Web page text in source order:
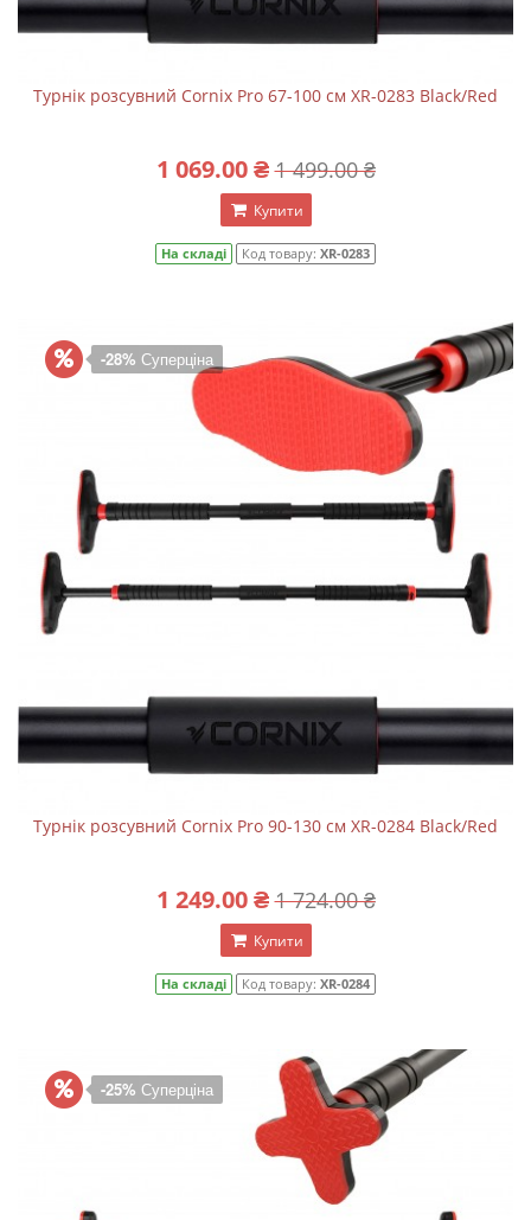
Турнік розсувний Cornix Pro 67-100 см XR-0283 Black/Red
1 069.00 ₴ 1 499.00 ₴
Купити
На складі Код товару: XR-0283
-28% Суперціна
Турнік розсувний Cornix Pro 90-130 см XR-0284 Black/Red
1 249.00 ₴ 1 724.00 ₴
Купити
На складі Код товару: XR-0284
-25% Суперціна